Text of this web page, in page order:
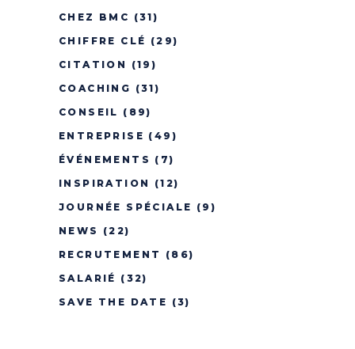
CHEZ BMC (31)
CHIFFRE CLÉ (29)
CITATION
(19)
COACHING (31)
CONSEIL (89)
ENTREPRISE (49)
ÉVÉNEMENTS (7)
INSPIRATION
(12)
JOURNÉE SPÉCIALE (9)
NEWS
(22)
RECRUTEMENT
(86)
SALARIÉ (32)
SAVE THE DATE (3)